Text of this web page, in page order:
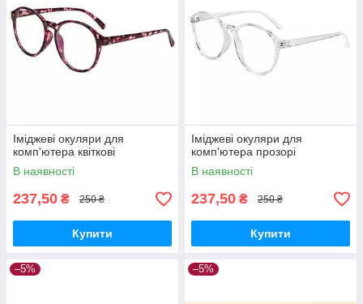
Іміджеві окуляри для
комп'ютера квіткові
В наявності
237,50 ₴ 250 ₴
Купити
Іміджеві окуляри для
комп'ютера прозорі
В наявності
237,50 ₴ 250 ₴
Купити
–5% –5%